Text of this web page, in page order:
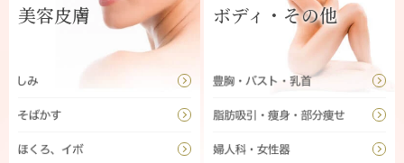
美容皮膚 ボディ・その他